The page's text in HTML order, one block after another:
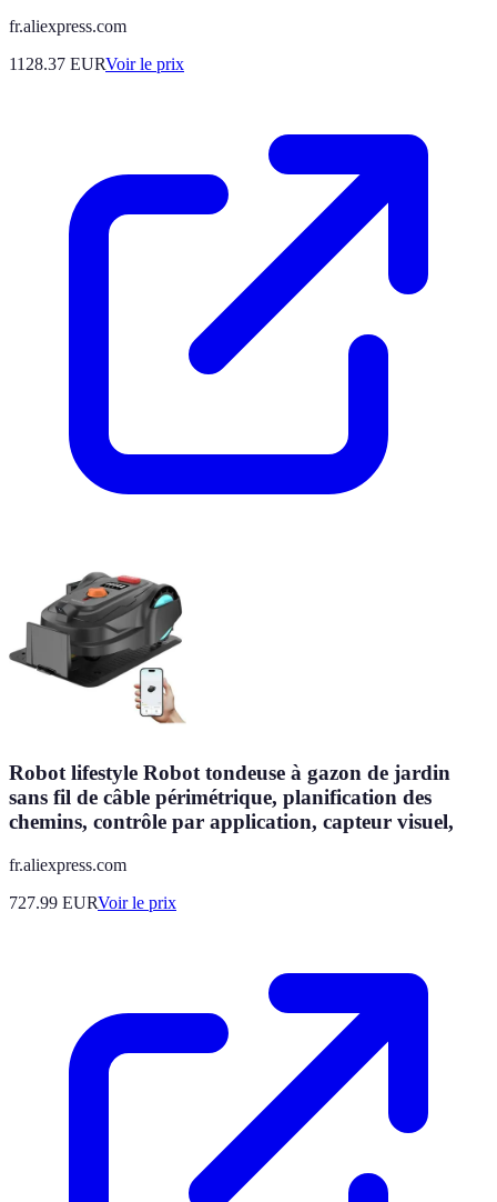
fr.aliexpress.com
1128.37 EURVoir le prix
Robot lifestyle Robot tondeuse à gazon de jardin
sans fil de câble périmétrique, planification des
chemins, contrôle par application, capteur visuel,
fr.aliexpress.com
727.99 EURVoir le prix